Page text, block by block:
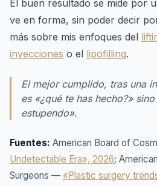
El buen resultado se mide por
ve en forma, sin poder decir
más sobre mis enfoques del
inyecciones o el lipofilling.
El mejor cumplido, tras una
es «¿qué te has hecho?»
estupendo».
Fuentes: American Board of
Undetectable Era», 2026;
Surgeons — «Plastic surgery